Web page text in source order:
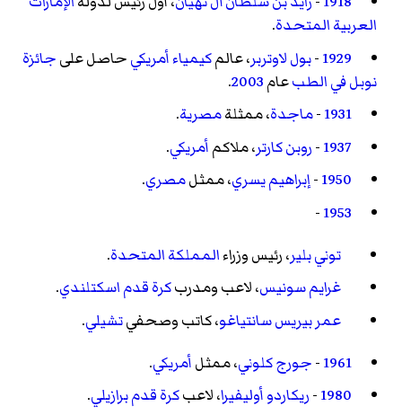
العربية المتحدة.
1929
-بول لاوتربر، عالمكيمياءأمريكيحاصل علىجائزة
نوبل في الطبعام2003
.
1931
-ماجدة، ممثلةمصرية.
1937
-روبن كارتر، ملاكمأمريكي.
1950
-إبراهيم يسري، ممثلمصري.
1953
-
توني بلير، رئيس وزراءالمملكة المتحدة.
غرايم سونيس، لاعب ومدربكرة قدماسكتلندي.
عمر بيريس سانتياغو، كاتب وصحفيتشيلي.
1961
-جورج كلوني، ممثلأمريكي.
1980
-ريكاردو أوليفيرا، لاعبكرة قدمبرازيلي.